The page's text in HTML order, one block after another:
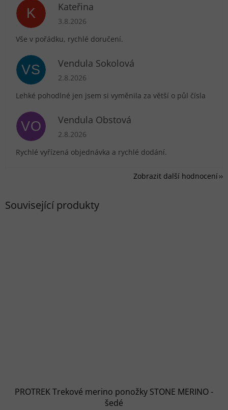
Související produkty
PROTREK Trekové merino ponožky STONE MERINO -
šedé
K Kateřina
Hodnocení obchodu je 5 z 5 hvězdiček.
3.8.2026
Vše v pořádku, rychlé doručení.
VS Vendula Sokolová
Hodnocení obchodu je 5 z 5 hvězdiček.
2.8.2026
Lehké pohodlné jen jsem si vyměnila za větší o půl čísla
VO Vendula Obstová
Hodnocení obchodu je 5 z 5 hvězdiček.
2.8.2026
Rychlé vyřízená objednávka a rychlé dodání.
Zobrazit další hodnocení